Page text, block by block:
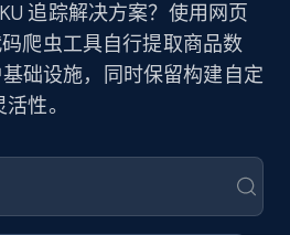
追踪解决方案？使用网页
爬虫工具自行提取商品数
础设施，同时保留构建自定
性。